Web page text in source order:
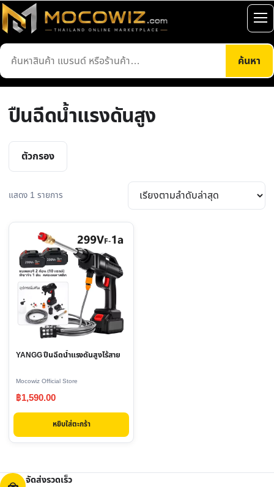
ข้าม
ไป
เนื้อหา
ค้นหา
สินค้า
ค้นหา
เปิ
เม
ปืนฉีดน้ำแรงดันสูง
ตัวกรอง
แสดง 1 รายการ
YANGG ปืนฉีดน้ำแรงดันสูงไร้สาย
Mocowiz Official Store
฿1,590.00
หยิบใส่ตะกร้า
จัดส่งรวดเร็ว